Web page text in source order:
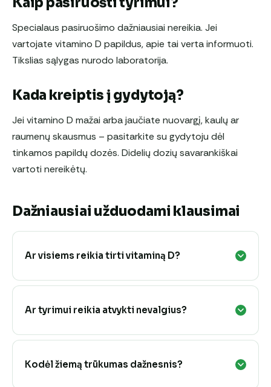
Specialaus pasiruošimo dažniausiai nereikia. Jei
vartojate vitamino D papildus, apie tai verta informuoti.
Tikslias sąlygas nurodo laboratorija.
Kada kreiptis į gydytoją?
Jei vitamino D mažai arba jaučiate nuovargį, kaulų ar
raumenų skausmus – pasitarkite su gydytoju dėl
tinkamos papildų dozės. Didelių dozių savarankiškai
vartoti nereikėtų.
Dažniausiai užduodami klausimai
Ar visiems reikia tirti vitaminą D?
Ar tyrimui reikia atvykti nevalgius?
Kodėl žiemą trūkumas dažnesnis?